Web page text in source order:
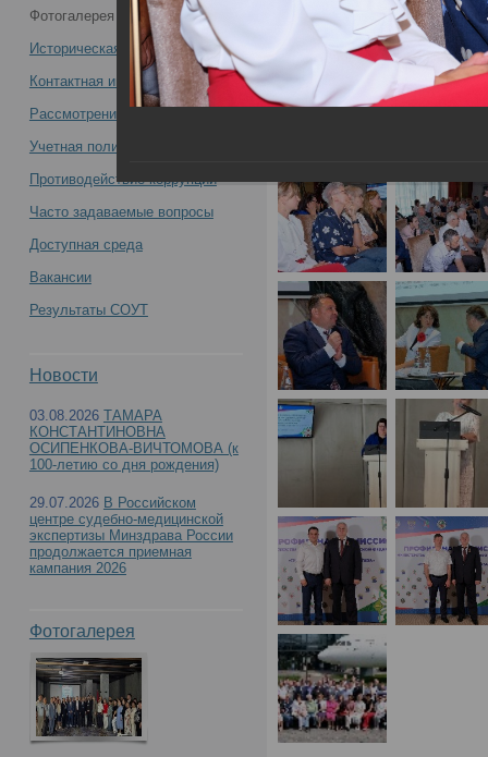
профильной комиссии Минздрава
России по специальности «Судебно-
медицинская экспертиза» 14 июня
Итоги выездного заседания профильной
медицинская экспертиза» 14 июня 2024 года в
Фотогалерея
Историческая справка
Контактная информация
Рассмотрение обращений
Учетная политика учреждения
Противодействие коррупции
Часто задаваемые вопросы
Доступная среда
Вакансии
Результаты СОУТ
Новости
03.08.2026 ТАМАРА
КОНСТАНТИНОВНА
ОСИПЕНКОВА-ВИЧТОМОВА (к
100-летию со дня рождения)
29.07.2026 В Российском
центре судебно-медицинской
экспертизы Минздрава России
продолжается приемная
кампания 2026
Фотогалерея